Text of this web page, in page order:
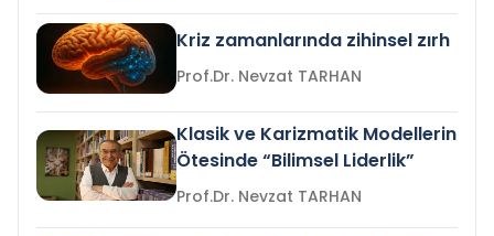
Kriz zamanlarında zihinsel zırh
Prof.Dr. Nevzat TARHAN
Klasik ve Karizmatik Modellerin
Ötesinde “Bilimsel Liderlik”
Prof.Dr. Nevzat TARHAN